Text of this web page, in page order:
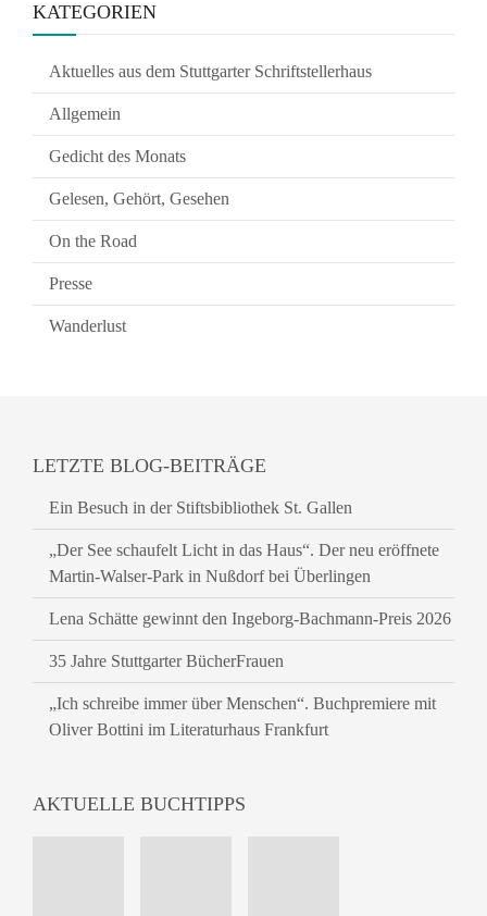
KATEGORIEN
Aktuelles aus dem Stuttgarter Schriftstellerhaus
Allgemein
Gedicht des Monats
Gelesen, Gehört, Gesehen
On the Road
Presse
Wanderlust
LETZTE BLOG-BEITRÄGE
Ein Besuch in der Stiftsbibliothek St. Gallen
„Der See schaufelt Licht in das Haus“. Der neu eröffnete
Martin-Walser-Park in Nußdorf bei Überlingen
Lena Schätte gewinnt den Ingeborg-Bachmann-Preis 2026
35 Jahre Stuttgarter BücherFrauen
„Ich schreibe immer über Menschen“. Buchpremiere mit
Oliver Bottini im Literaturhaus Frankfurt
AKTUELLE BUCHTIPPS